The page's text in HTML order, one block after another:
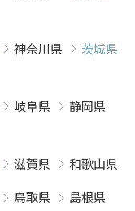
神奈川県
茨城県
岐阜県
静岡県
滋賀県
和歌山県
鳥取県
島根県